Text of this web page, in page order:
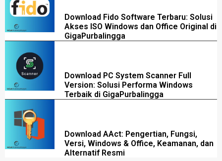
Download Fido Software Terbaru: Solusi
Akses ISO Windows dan Office Original di
GigaPurbalingga
Download PC System Scanner Full
Version: Solusi Performa Windows
Terbaik di GigaPurbalingga
Download AAct: Pengertian, Fungsi,
Versi, Windows & Office, Keamanan, dan
Alternatif Resmi